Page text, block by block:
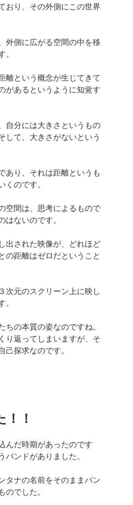
おり、その外側にこの世界
外側に広がる空間の中を移
。
離という概念が生じてきて
があるというように知覚す
自分には大きさというもの
して、大きさがないという
あり、それは距離というも
くのです。
空間は、思考によるもので
はないのです。
出された映像が、どれほど
の距離はゼロだということ
次元のスクリーン上に映し
。
の本質の姿なのですね。
り返ってしまいますが、そ
己探求なのです。
！
んだ時期があったのです
バンドがありました。
タナの名前をそのままバン
のでした。